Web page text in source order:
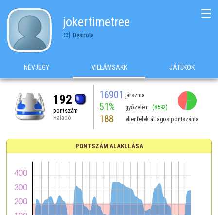
jokertimetree
Despota
☰
NÉVJEGY VILLÁMSAKK JÁTÉKOK
192
pontszám
Haladó
16901 játszma
51% győzelem (8592)
188 ellenfelek átlagos pontszáma
PONTSZÁM ALAKULÁSA